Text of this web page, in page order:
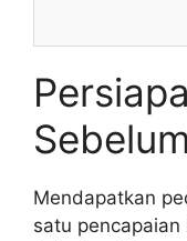
Mendapatkan
satu